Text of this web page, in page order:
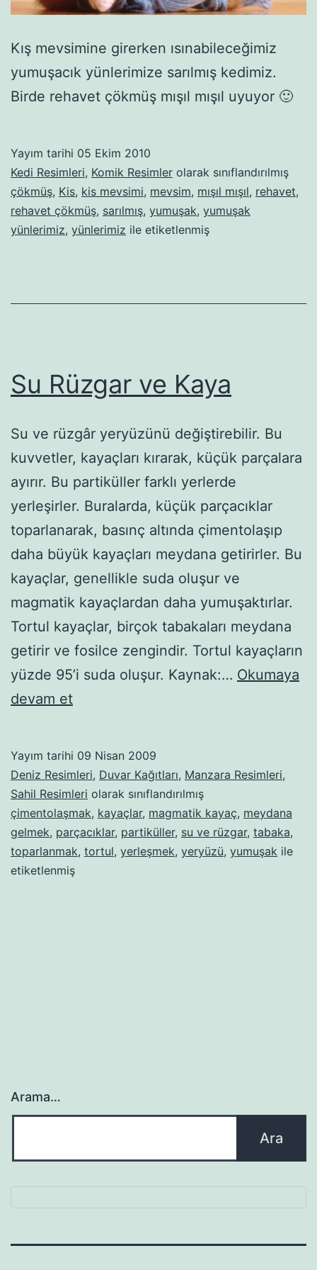
Kış mevsimine girerken ısınabileceğimiz
yumuşacık yünlerimize sarılmış kedimiz.
Birde rehavet çökmüş mışıl mışıl uyuyor 🙂
Yayım tarihi 05 Ekim 2010
Kedi Resimleri, Komik Resimler olarak sınıflandırılmış
çökmüş, Kis, kis mevsimi, mevsim, mışıl mışıl, rehavet,
rehavet çökmüş, sarılmış, yumuşak, yumuşak
yünlerimiz, yünlerimiz ile etiketlenmiş
Su Rüzgar ve Kaya
Su ve rüzgâr yeryüzünü değiştirebilir. Bu
kuvvetler, kayaçları kırarak, küçük parçalara
ayırır. Bu partiküller farklı yerlerde
yerleşirler. Buralarda, küçük parçacıklar
toparlanarak, basınç altında çimentolaşıp
daha büyük kayaçları meydana getirirler. Bu
kayaçlar, genellikle suda oluşur ve
magmatik kayaçlardan daha yumuşaktırlar.
Tortul kayaçlar, birçok tabakaları meydana
getirir ve fosilce zengindir. Tortul kayaçların
yüzde 95’i suda oluşur. Kaynak:… Okumaya
devam etSu
Kaya
Yayım tarihi 09 Nisan 2009
Deniz Resimleri, Duvar Kağıtları, Manzara Resimleri,
Sahil Resimleri olarak sınıflandırılmış
çimentolaşmak, kayaçlar, magmatik kayaç, meydana
gelmek, parçacıklar, partiküller, su ve rüzgar, tabaka,
toparlanmak, tortul, yerleşmek, yeryüzü, yumuşak ile
etiketlenmiş
Arama…